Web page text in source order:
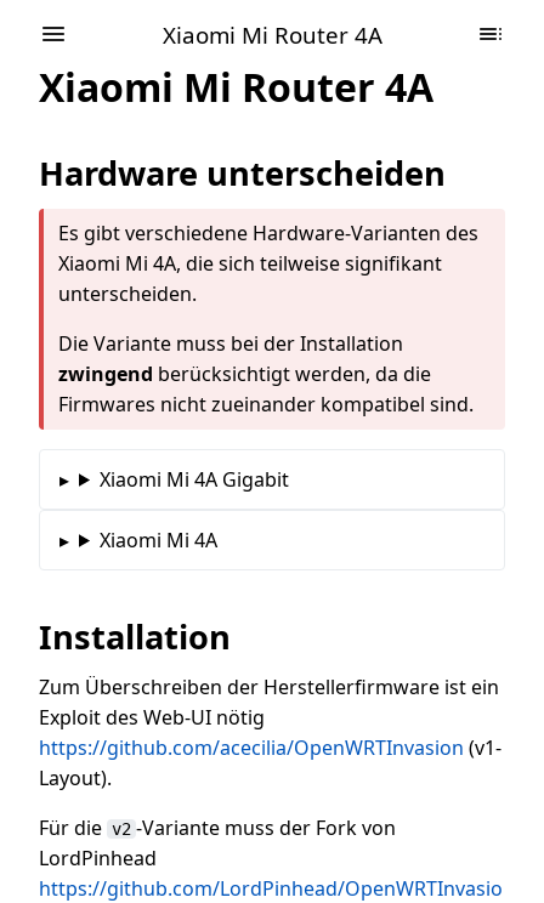
Xiaomi Mi Router 4A
Xiaomi Mi Router 4A
Hardware unterscheiden
Es gibt verschiedene Hardware-Varianten des
Xiaomi Mi 4A, die sich teilweise signifikant
unterscheiden.
Die Variante muss bei der Installation
zwingend berücksichtigt werden, da die
Firmwares nicht zueinander kompatibel sind.
Xiaomi Mi 4A Gigabit
Xiaomi Mi 4A
Installation
Zum Überschreiben der Herstellerfirmware ist ein
Exploit des Web-UI nötig
https://github.com/acecilia/OpenWRTInvasion (v1-
Layout).
Für die v2 -Variante muss der Fork von
LordPinhead
https://github.com/LordPinhead/OpenWRTInvasio